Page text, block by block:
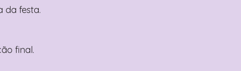
da festa.
final.